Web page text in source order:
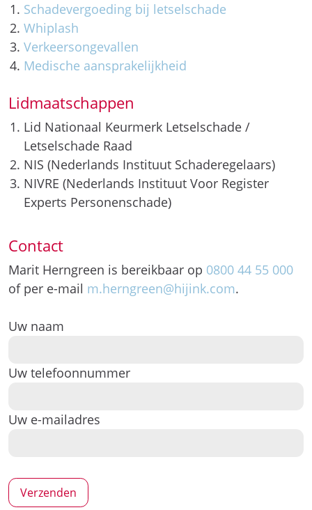
Schadevergoeding bij letselschade
Whiplash
Verkeersongevallen
Medische aansprakelijkheid
Lidmaatschappen
Lid Nationaal Keurmerk Letselschade /
Letselschade Raad
NIS (Nederlands Instituut Schaderegelaars)
NIVRE (Nederlands Instituut Voor Register
Experts Personenschade)
Contact
Marit Herngreen is bereikbaar op 0800 44 55 000
of per e-mail m.herngreen@hijink.com.
Uw naam
Uw telefoonnummer
Uw e-mailadres